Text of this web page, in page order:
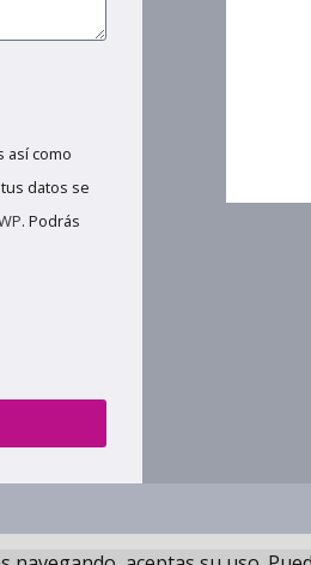
así como
datos se
. Podrás